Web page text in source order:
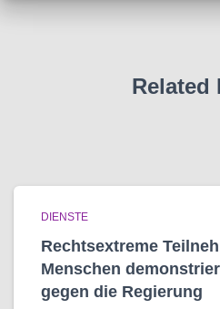
Related
DIENSTE
Rechtsextreme
Menschen
gegen die Regierung